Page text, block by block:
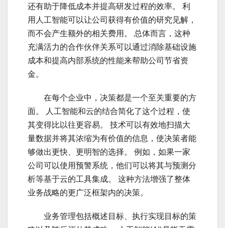
还有助于降低成本并提高研发过程的效率。 利
用人工智能可以让公司获得有价值的研究见解，
而不会产生额外的相关费用。 总体而言，这种
充满活力的合作伙伴关系可以通过消除基础设施
成本和提高内部系统的性能来帮助公司节省资
金。
在每个企业中，决策都是一个至关重要的方
面。 人工智能和云的结合简化了这个过程，使
其变得比以往更容易。 技术可以有效地扫描大
量数据并将其浓缩为有价值的信息，使决策者能
够做出更快、更明智的选择。 例如，如果一家
公司可以使用预警系统，他们可以将其与预测分
析等基于云的工具集成。 这种方法增强了整体
业务战略的更广泛框架内的决策。
业务管理包括概述目标、执行实现目标的策